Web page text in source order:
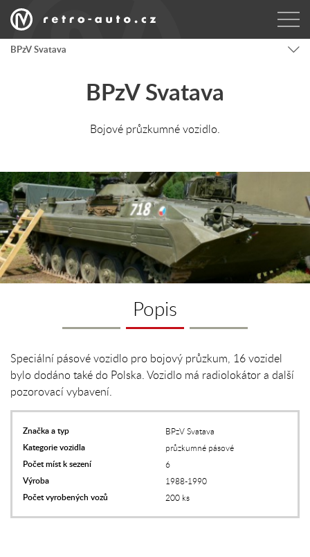
BPzV Svatava
BPzV Svatava
Bojové průzkumné vozidlo.
Popis
Značka a typ BPzV Svatava
Kategorie vozidla průzkumné pásové
Počet míst k sezení 6
Výroba 1988-1990
Počet vyrobených vozů 200 ks
Speciální pásové vozidlo pro bojový průzkum, 16 vozidel
bylo dodáno také do Polska. Vozidlo má radiolokátor a další
pozorovací vybavení.